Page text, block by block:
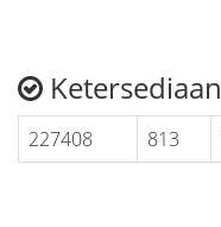
Ketersediaan
227408 813